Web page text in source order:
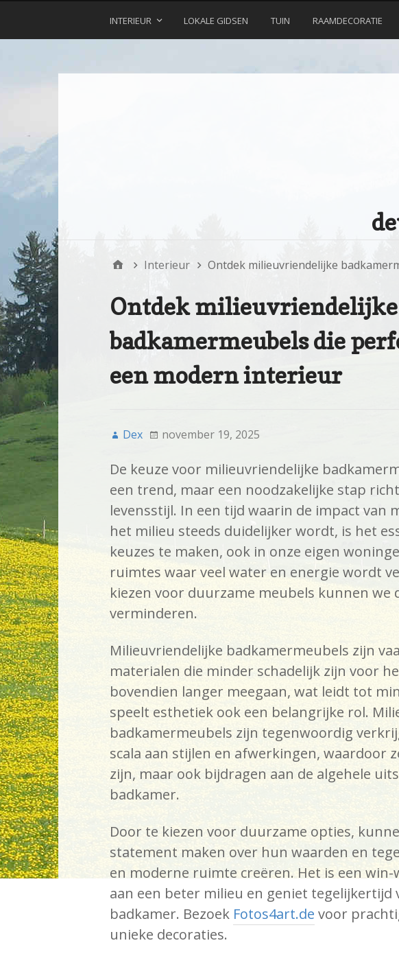
INTERIEUR LOKALE GIDSEN TUIN RAAMDECORATIE
Interieur Ontdek milieuvriendelijke
Ontdek milieuvriendelijke
badkamermeubels die
een modern interieur
Dex november 19, 2025
De keuze voor milieuvriendelijke
een trend, maar een noodzakelijke stap
levensstijl. In een tijd waarin de impact van
het milieu steeds duidelijker wordt, is het
keuzes te maken, ook in onze eigen
ruimtes waar veel water en energie wordt
kiezen voor duurzame meubels kunnen we
verminderen.
Milieuvriendelijke badkamermeubels zijn
materialen die minder schadelijk zijn voor
bovendien langer meegaan, wat leidt tot
speelt esthetiek ook een belangrijke rol.
badkamermeubels zijn tegenwoordig
scala aan stijlen en afwerkingen, waardoor
zijn, maar ook bijdragen aan de algehele
badkamer.
Door te kiezen voor duurzame opties,
statement maken over hun waarden en
en moderne ruimte creëren. Het is een
aan een beter milieu en geniet tegelijkertijd
badkamer. Bezoek Fotos4art.de voor
unieke decoraties.